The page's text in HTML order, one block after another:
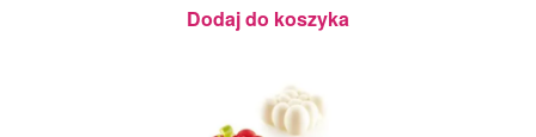
Dodaj do koszyka